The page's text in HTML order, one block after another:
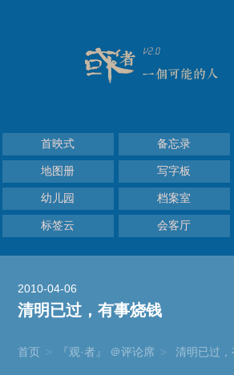
首映式 备忘录
地图册 写字板
幼儿园 档案室
标签云 会客厅
2010-04-06
清明已过，有事烧钱
首页 > 『观·者』 ＠评论席 > 清明已过